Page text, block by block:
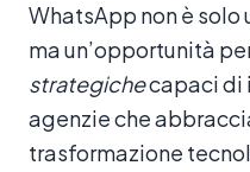
WhatsApp non è solo
ma un’opportunità
strategichecapaci di
agenzie che
trasformazione